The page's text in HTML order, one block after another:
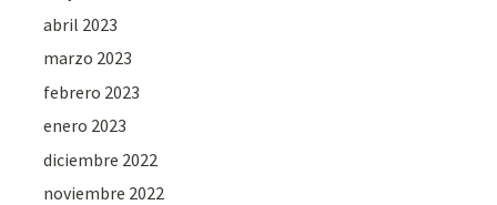
abril 2023
marzo 2023
febrero 2023
enero 2023
diciembre 2022
noviembre 2022